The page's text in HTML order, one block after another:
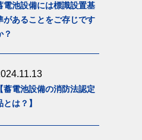
電池設備には標識設置基
があることをご存じです
？
【蓄電池設備の消防法認定
とは？】